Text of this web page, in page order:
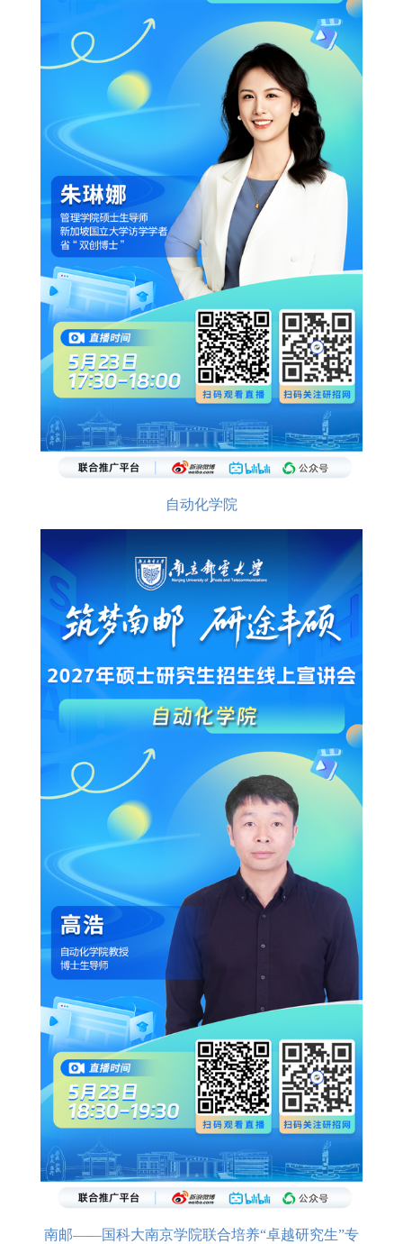
自动化学院
南邮——国科大南京学院联合培养“卓越研究生”专